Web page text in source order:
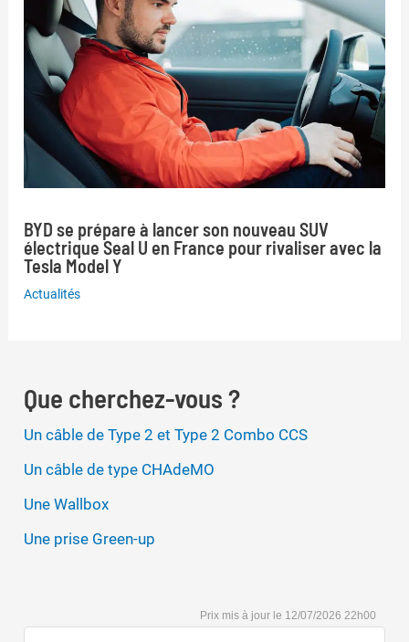
BYD se prépare à lancer son nouveau SUV
électrique Seal U en France pour rivaliser avec la
Tesla Model Y
Actualités
Que cherchez-vous ?
Un câble de Type 2 et Type 2 Combo CCS
Un câble de type CHAdeMO
Une Wallbox
Une prise Green-up
12/07/2026 22h00